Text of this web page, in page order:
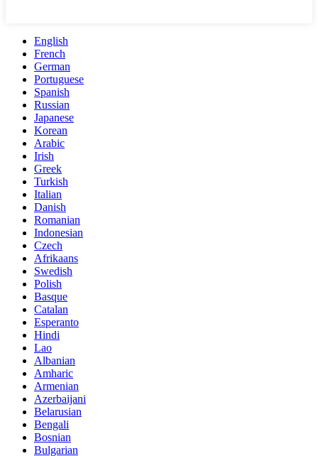
English
French
German
Portuguese
Spanish
Russian
Japanese
Korean
Arabic
Irish
Greek
Turkish
Italian
Danish
Romanian
Indonesian
Czech
Afrikaans
Swedish
Polish
Basque
Catalan
Esperanto
Hindi
Lao
Albanian
Amharic
Armenian
Azerbaijani
Belarusian
Bengali
Bosnian
Bulgarian